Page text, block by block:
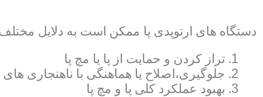
دستگاه های ارتوپدی پا ممکن است به دلایل
تراز کردن و حمایت از پا یا مچ پا
جلوگیری،اصلاح یا هماهنگی با ناهنجاری های
بهبود عملکرد کلی پا و مچ پا